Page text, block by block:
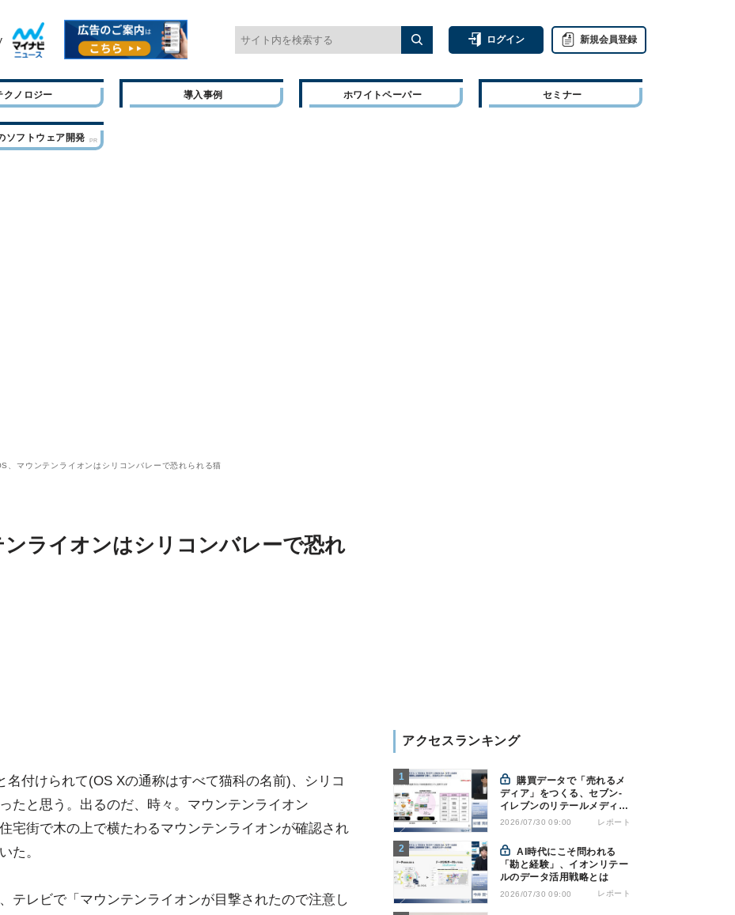
ログイン 新規会員登録
クノロジー 導入事例 ホワイトペーパー セミナー
ソフトウェア開発
、マウンテンライオンはシリコンバレーで恐れられる猫
ライオンはシリコンバレーで恐れ
名付けられて(OS Xの通称はすべて猫科の名前)、シリコ
たと思う。出るのだ、時々。マウンテンライオン
街で木の上で横たわるマウンテンライオンが確認され
た。
テレビで「マウンテンライオンが目撃されたので注意し
アクセスランキング
購買データで「売れるメ
ディア」をつくる、セブン-
イレブンのリテールメディア
戦略
2026/07/30 09:00 レポート
AI時代にこそ問われる
「勘と経験」、イオンリテー
ルのデータ活用戦略とは
2026/07/30 09:00 レポート